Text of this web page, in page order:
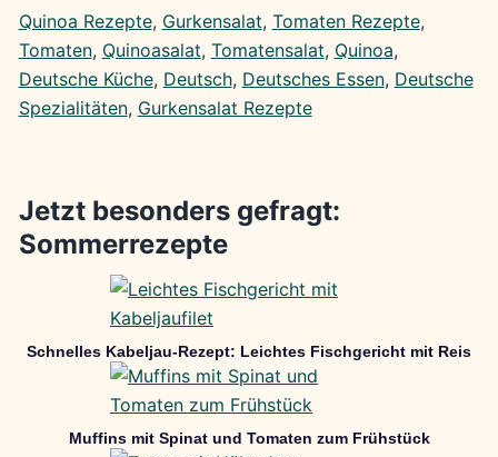
Quinoa Rezepte, Gurkensalat, Tomaten Rezepte
Tomaten, Quinoasalat, Tomatensalat, Quinoa
Deutsche Küche, Deutsch, Deutsches Essen, Deutsche
Spezialitäten, Gurkensalat Rezepte
Jetzt besonders gefragt:
Sommerrezepte
Schnelles Kabeljau-Rezept: Leichtes Fischgericht mit Reis
Muffins mit Spinat und Tomaten zum Frühstück